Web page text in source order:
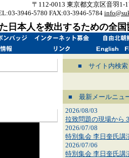
〒112-0013 東京都文京区音羽1-
3946-5780 FAX:03-3946-5784
日本人を救出するための全国
■ サイト内検
■ 最新メールニュ
2026/08/03
拉致問題の現場から
2026/07/08
特別集会 李日奎氏講
2026/07/06
特別集会 李日奎氏講